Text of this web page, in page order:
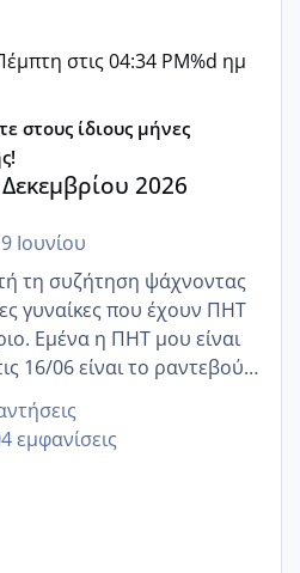
στις 04:34 PM%d ημ
στους ίδιους μήνες
2026
9 Ιουνίου
τη συζήτηση ψάχνοντας
γυναίκες που έχουν ΠΗΤ
Εμένα η ΠΗΤ μου είναι
16/06 είναι το ραντεβού
διαφάνειας. Έχω αρκετό
δεν φαίνεται να
εμφανίσεις